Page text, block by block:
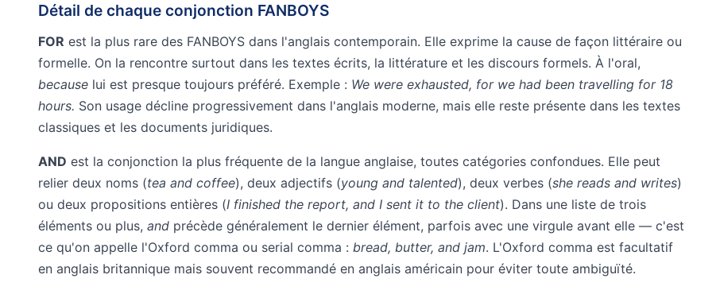
Détail de chaque conjonction FANBOYS
FOR est la plus rare des FANBOYS dans l'anglais contemporain. Elle exprime la cause de façon littéraire ou
formelle. On la rencontre surtout dans les textes écrits, la littérature et les discours formels. À l'oral,
because lui est presque toujours préféré. Exemple : We were exhausted, for we had been travelling for 18
hours. Son usage décline progressivement dans l'anglais moderne, mais elle reste présente dans les textes
classiques et les documents juridiques.
AND est la conjonction la plus fréquente de la langue anglaise, toutes catégories confondues. Elle peut
relier deux noms (tea and coffee), deux adjectifs (young and talented), deux verbes (she reads and writes)
ou deux propositions entières (I finished the report, and I sent it to the client). Dans une liste de trois
éléments ou plus, and précède généralement le dernier élément, parfois avec une virgule avant elle — c'est
ce qu'on appelle l'Oxford comma ou serial comma : bread, butter, and jam. L'Oxford comma est facultatif
en anglais britannique mais souvent recommandé en anglais américain pour éviter toute ambiguïté.